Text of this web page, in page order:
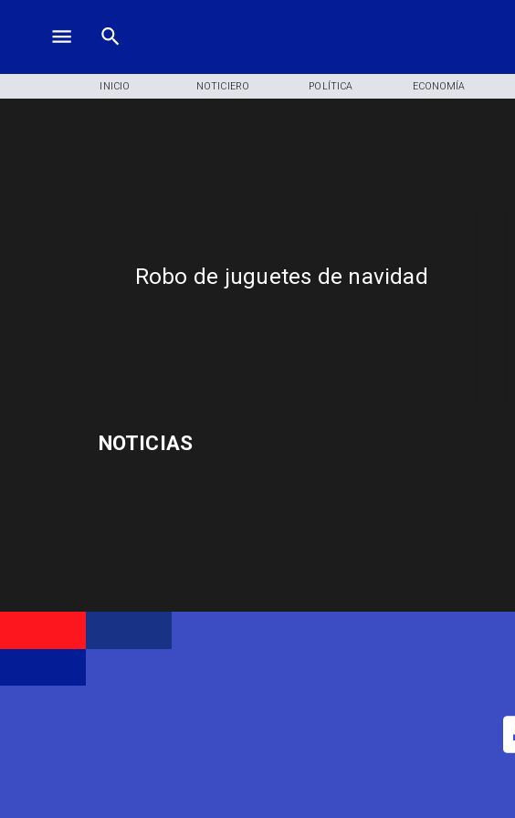
INICIO NOTICIERO POLÍTICA ECONOMÍA
Robo de juguetes de navidad
NOTICIAS